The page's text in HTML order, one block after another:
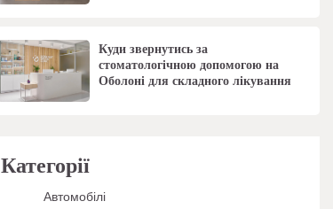
Куди звернутись за
стоматологічною допомогою на
Оболоні для складного лікування
Категорії
Автомобілі